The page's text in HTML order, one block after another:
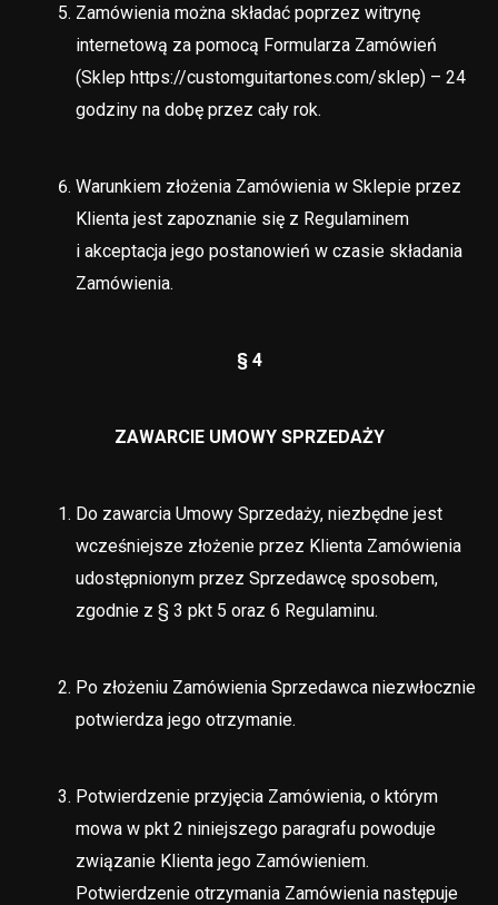
Zamówienia można składać poprzez witrynę
internetową za pomocą Formularza Zamówień
(Sklep https://customguitartones.com/sklep) – 24
godziny na dobę przez cały rok.
Warunkiem złożenia Zamówienia w Sklepie przez
Klienta jest zapoznanie się z Regulaminem
i akceptacja jego postanowień w czasie składania
Zamówienia.
§ 4
ZAWARCIE UMOWY SPRZEDAŻY
Do zawarcia Umowy Sprzedaży, niezbędne jest
wcześniejsze złożenie przez Klienta Zamówienia
udostępnionym przez Sprzedawcę sposobem,
zgodnie z § 3 pkt 5 oraz 6 Regulaminu.
Po złożeniu Zamówienia Sprzedawca niezwłocznie
potwierdza jego otrzymanie.
Potwierdzenie przyjęcia Zamówienia, o którym
mowa w pkt 2 niniejszego paragrafu powoduje
związanie Klienta jego Zamówieniem.
Potwierdzenie otrzymania Zamówienia następuje